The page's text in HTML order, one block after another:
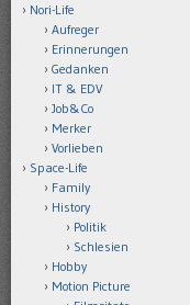
Nori-Life
Aufreger
Erinnerungen
Gedanken
IT & EDV
Job&Co
Merker
Vorlieben
Space-Life
Family
History
Politik
Schlesien
Hobby
Motion Picture